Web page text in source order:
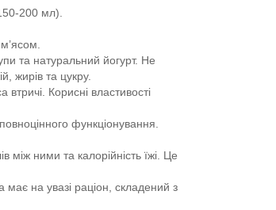
200 мл).
та натуральний йогурт. Не
жирів та цукру.
Корисні властивості
функціонування.
між ними та калорійність їжі. Це
на увазі раціон, складений з